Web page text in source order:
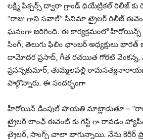
లక్ష్మి పిక్చర్స్ ద్వారా గ్రాండ్ థియేట్రికల్ రిలీజ్ కు
“రాజు గాని సవాల్” సినిమా ట్రైలర్ రిలీజ్
ఘనంగా జరిగింది. ఈ కార్యక్రమంలో
సింగ్, తెలుగు ఫిలిం ఛాంబర్ అధ్యక్షులు భారత్
దామోదర ప్రసాద్, గీత రచయిత గోరటి వెంకన్న,
ప్రసన్నకుమార్, తుమ్మలపల్లి
పాల్గొన్నారు. ఈ సందర్భంగా
హీరోయిన్ డింపుల్ హయతి మాట్లాడుతూ –
ట్రైలర్ లాంఛ్ ఈవెంట్ కు గెస్ట్ గా రావడం
ట్రైలర్, సాంగ్స్ చాలా బాగున్నాయి. నేను కెరీర్